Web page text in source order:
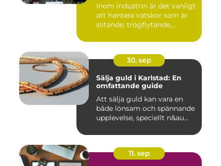
Inom industrin är det vanligt
att hantera vätskor som är
slitande, trögflytande,...
30. sep
Sälja guld i Karlstad: En
omfattande guide
Att sälja guld kan vara en
både lönsam och spännande
upplevelse, speciellt n&au...
11. sep